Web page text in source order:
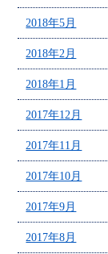
2018年5月
2018年2月
2018年1月
2017年12月
2017年11月
2017年10月
2017年9月
2017年8月